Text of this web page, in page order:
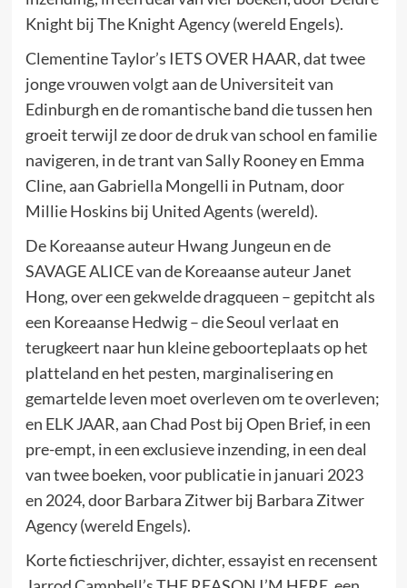
Knight bij The Knight Agency (wereld Engels).
Clementine Taylor’s IETS OVER HAAR, dat twee
jonge vrouwen volgt aan de Universiteit van
Edinburgh en de romantische band die tussen hen
groeit terwijl ze door de druk van school en familie
navigeren, in de trant van Sally Rooney en Emma
Cline, aan Gabriella Mongelli in Putnam, door
Millie Hoskins bij United Agents (wereld).
De Koreaanse auteur Hwang Jungeun en de
SAVAGE ALICE van de Koreaanse auteur Janet
Hong, over een gekwelde dragqueen – gepitcht als
een Koreaanse Hedwig – die Seoul verlaat en
terugkeert naar hun kleine geboorteplaats op het
platteland en het pesten, marginalisering en
gemartelde leven moet overleven om te overleven;
en ELK JAAR, aan Chad Post bij Open Brief, in een
pre-empt, in een exclusieve inzending, in een deal
van twee boeken, voor publicatie in januari 2023
en 2024, door Barbara Zitwer bij Barbara Zitwer
Agency (wereld Engels).
Korte fictieschrijver, dichter, essayist en recensent